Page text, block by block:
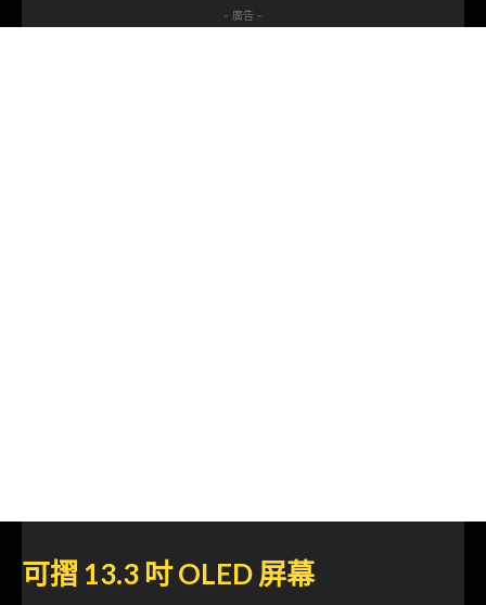
- 廣告 -
可摺 13.3 吋 OLED 屏幕